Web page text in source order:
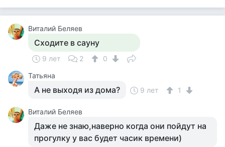
Виталий Беляев
Сходите в сауну
9 лет 2
0
Татьяна
А не выходя из дома? 9 лет 1
Виталий Беляев
Даже не знаю,наверно когда они пойдут на
прогулку у вас будет часик времени)